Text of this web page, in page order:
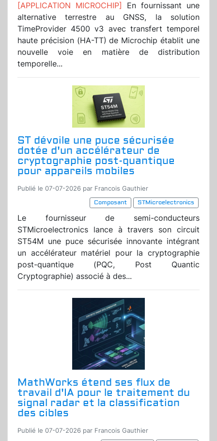
[APPLICATION MICROCHIP] En fournissant une
alternative terrestre au GNSS, la solution
TimeProvider 4500 v3 avec transfert temporel
haute précision (HA-TT) de Microchip établit une
nouvelle voie en matière de distribution
temporelle...
ST dévoile une puce sécurisée
dotée d'un accélérateur de
cryptographie post-quantique
pour appareils mobiles
Publié le 07-07-2026 par Francois Gauthier
Composant
STMicroelectronics
Le fournisseur de semi-conducteurs
STMicroelectronics lance à travers son circuit
ST54M une puce sécurisée innovante intégrant
un accélérateur matériel pour la cryptographie
post-quantique (PQC, Post Quantic
Cryptographie) associé à des...
MathWorks étend ses flux de
travail d'IA pour le traitement du
signal radar et la classification
des cibles
Publié le 07-07-2026 par Francois Gauthier